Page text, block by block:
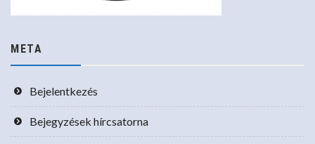
META
Bejelentkezés
Bejegyzések hírcsatorna